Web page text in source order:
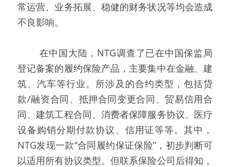
常运营、业务拓展、稳健的财务状况等均会造成
不良影响。
在中国大陆，NTG调查了已在中国保监局
登记备案的履约保险产品，主要集中在金融、建
筑、汽车等行业。所涉及的合约类型，包括贷
款/融资合同、抵押合同变更合同、贸易信用合
同、建筑工程合同、消费者保障服务协议、医疗
设备购销分期付款协议、信用证等等。其中，
NTG发现一款“合同履约保证保险”，初步判断可
以适用所有协议类型。但联系保险公司后得知，